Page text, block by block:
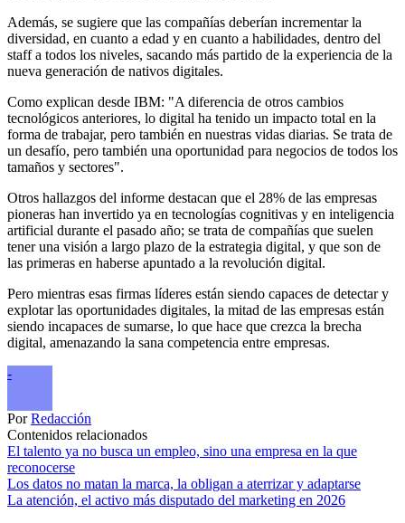
Además, se sugiere que las compañías deberían incrementar la
diversidad, en cuanto a edad y en cuanto a habilidades, dentro del
staff a todos los niveles, sacando más partido de la experiencia de la
nueva generación de nativos digitales.
Como explican desde IBM: "A diferencia de otros cambios
tecnológicos anteriores, lo digital ha tenido un impacto total en la
forma de trabajar, pero también en nuestras vidas diarias. Se trata de
un desafío, pero también una oportunidad para negocios de todos los
tamaños y sectores".
Otros hallazgos del informe destacan que el 28% de las empresas
pioneras han invertido ya en tecnologías cognitivas y en inteligencia
artificial durante el pasado año; se trata de compañías que suelen
tener una visión a largo plazo de la estrategia digital, y que son de
las primeras en haberse apuntado a la revolución digital.
Pero mientras esas firmas líderes están siendo capaces de detectar y
explotar las oportunidades digitales, la mitad de las empresas están
siendo incapaces de sumarse, lo que hace que crezca la brecha
digital, amenazando la sana competencia entre empresas.
-
PorRedacción
Contenidos relacionados
El talento ya no busca un empleo, sino una empresa en la que
reconocerse
Los datos no matan la marca, la obligan a aterrizar y adaptarse
La atención, el activo más disputado del marketing en 2026